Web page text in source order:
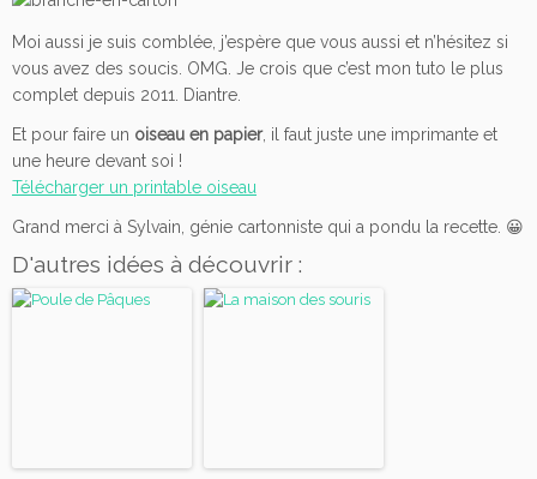
Moi aussi je suis comblée, j’espère que vous aussi et n’hésitez si
vous avez des soucis. OMG. Je crois que c’est mon tuto le plus
complet depuis 2011. Diantre.
Et pour faire un oiseau en papier, il faut juste une imprimante et
une heure devant soi !
Télécharger un printable oiseau
Grand merci à Sylvain, génie cartonniste qui a pondu la recette. 😀
D'autres idées à découvrir :